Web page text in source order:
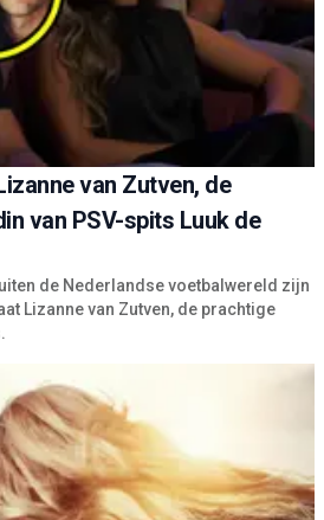
van Zutven, de
van PSV-spits Luuk de
de Nederlandse voetbalwereld zijn
Lizanne van Zutven, de prachtige